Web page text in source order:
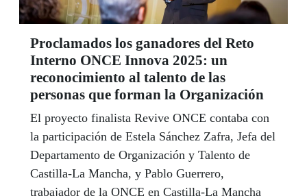
Proclamados los ganadores del Reto
Interno ONCE Innova 2025: un
reconocimiento al talento de las
personas que forman la Organización
El proyecto finalista Revive ONCE contaba con
la participación de Estela Sánchez Zafra, Jefa del
Departamento de Organización y Talento de
Castilla-La Mancha, y Pablo Guerrero,
trabajador de la ONCE en Castilla-La Mancha